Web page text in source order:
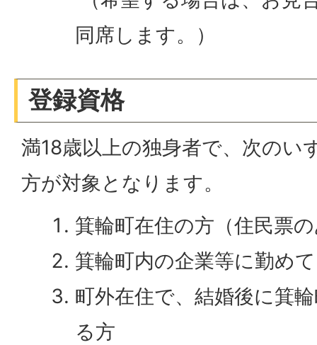
同席します。）
登録資格
満18歳以上の独身者で、次のい
方が対象となります。
箕輪町在住の方（住民票
箕輪町内の企業等に勤め
町外在住で、結婚後に箕
る方